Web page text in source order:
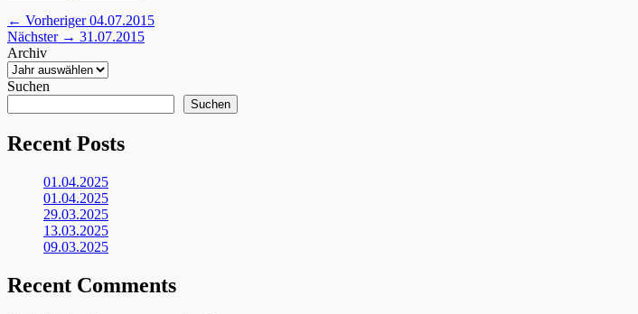
Beitragsnavigation
← Vorheriger Vorheriger
Beitrag:
04.07.2015
Nächster → Nächster
31.07.2015
Archiv
Suchen
Suchen
Recent Posts
01.04.2025
01.04.2025
29.03.2025
13.03.2025
09.03.2025
Recent Comments